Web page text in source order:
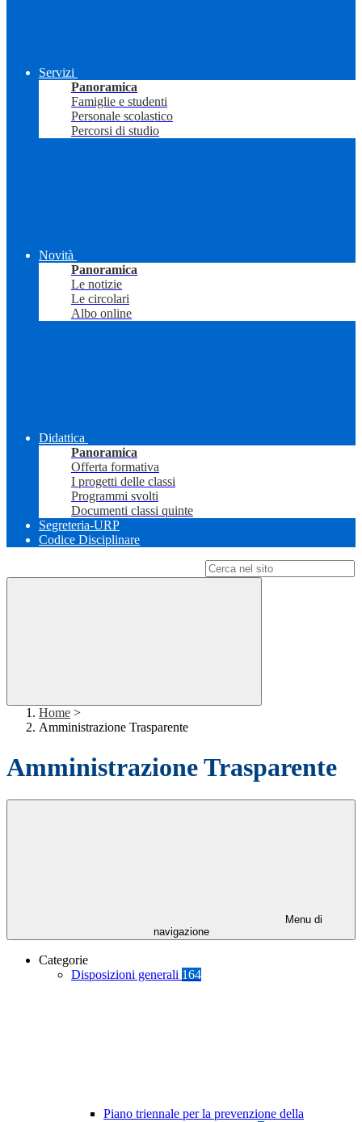
Servizi
Panoramica
Famiglie e studenti
Personale scolastico
Percorsi di studio
Novità
Panoramica
Le notizie
Le circolari
Albo online
Didattica
Panoramica
Offerta formativa
I progetti delle classi
Programmi svolti
Documenti classi quinte
Segreteria-URP
Codice Disciplinare
Home >
Amministrazione Trasparente
Amministrazione Trasparente
Menu di
navigazione
Categorie
Disposizioni generali 164
Piano triennale per la prevenzione della